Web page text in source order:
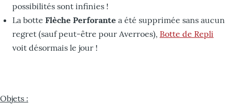
possibilités sont infinies !
La botte Flèche Perforante a été supprimée sans aucun
regret (sauf peut-être pour Averroes), Botte de Repli
voit désormais le jour !
Objets :